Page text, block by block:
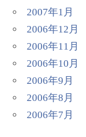
2007年1月
2006年12月
2006年11月
2006年10月
2006年9月
2006年8月
2006年7月